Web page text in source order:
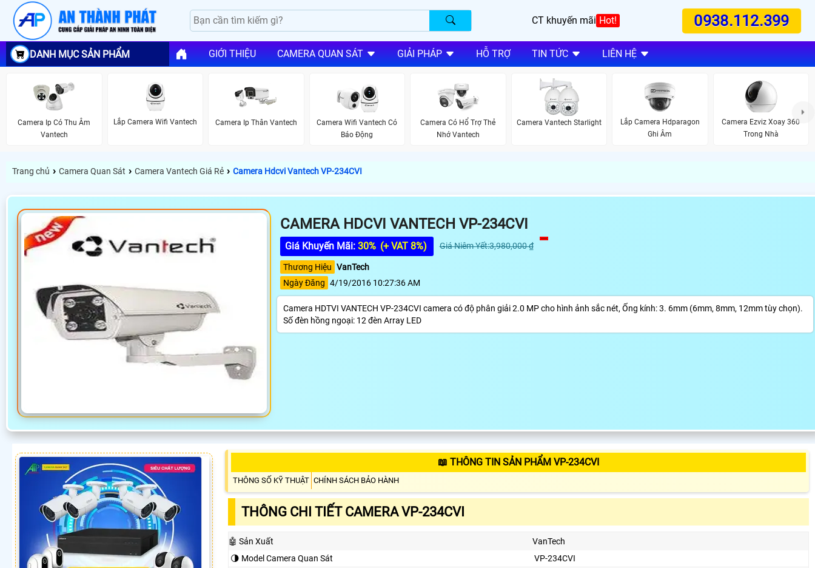
CT khuyến mãi Hot! 0938.112.399
DANH MỤC SẢN PHẨM GIỚI THIỆU CAMERA QUAN SÁT GIẢI PHÁP HỖ TRỢ TIN TỨC LIÊN HỆ
Camera Ip Có Thu Âm
Vantech
Lắp Camera Wifi Vantech Camera Ip Thân Vantech
Camera Wifi Vantech Có
Báo Động
Camera Có Hổ Trợ Thẻ
Nhớ Vantech
Camera Vantech Starlight
Lắp Camera Hdparagon
Ghi Âm
Camera Ezviz Xoay 360
Trong Nhà
Trang chủ › Camera Quan Sát › Camera Vantech Giá Rẻ › Camera Hdcvi Vantech VP-234CVI
CAMERA HDCVI VANTECH VP-234CVI
Giá Khuyến Mãi: 30% (+ VAT 8%) Giá Niêm Yết:3,980,000 ₫
Thương Hiệu VanTech
Ngày Đăng 4/19/2016 10:27:36 AM
Camera HDTVI VANTECH VP-234CVI camera có độ phân giải 2.0 MP cho hình ảnh sắc nét, Ống kính: 3. 6mm (6mm, 8mm, 12mm tùy chọn).
Số đèn hồng ngoại: 12 đèn Array LED
📖 THÔNG TIN SẢN PHẨM VP-234CVI
THÔNG SỐ KỸ THUẬT CHÍNH SÁCH BẢO HÀNH
THÔNG CHI TIẾT CAMERA VP-234CVI
🤖️ Sản Xuất
VanTech
🌗 Model Camera Quan Sát
VP-234CVI